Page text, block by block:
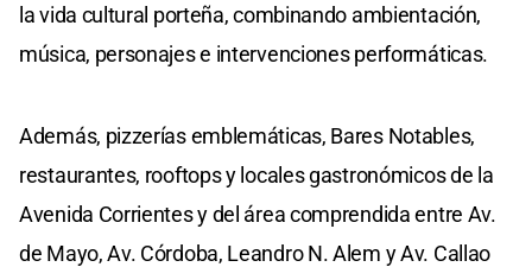
la vida cultural porteña, combinando ambientación,
música, personajes e intervenciones performáticas.
Además, pizzerías emblemáticas, Bares Notables,
restaurantes, rooftops y locales gastronómicos de la
Avenida Corrientes y del área comprendida entre Av.
de Mayo, Av. Córdoba, Leandro N. Alem y Av. Callao